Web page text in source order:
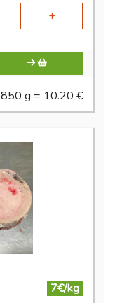
+
850 g = 10.20 €
7€/kg